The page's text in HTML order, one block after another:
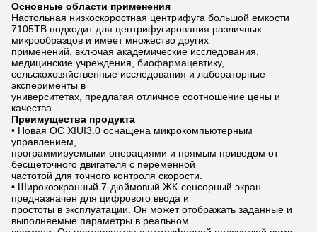
Основные области применения
Настольная низкоскоростная центрифуга большой емкости
7105TB подходит для центрифугирования различных
микрообразцов и имеет множество других
применений, включая академические исследования,
медицинские учреждения, биофармацевтику,
сельскохозяйственные исследования и лабораторные
эксперименты в
университетах, предлагая отличное соотношение цены и
качества.
Преимущества продукта
• Новая ОС XIUI3.0 оснащена микрокомпьютерным
управлением,
программируемыми операциями и прямым приводом от
бесщеточного двигателя с переменной
частотой для точного контроля скорости.
• Широкоэкранный 7-дюймовый ЖК-сенсорный экран
предназначен для цифрового ввода и
простоты в эксплуатации. Он может отображать заданные и
выполняемые параметры в реальном